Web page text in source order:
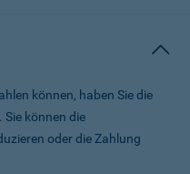
können, haben Sie die
können die
oder die Zahlung